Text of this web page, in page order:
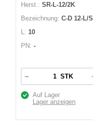
Herst.: SR-L-12/2K
Bezeichnung: C-D 12-L/S
L: 10
PN: -
STK
Auf Lager
Lager anzeigen